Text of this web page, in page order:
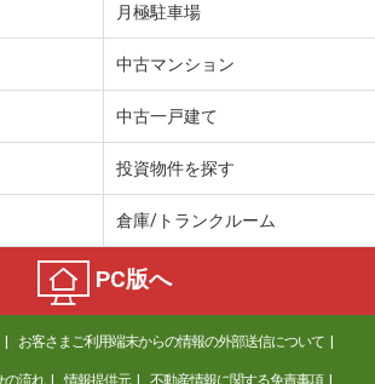
月極駐車場
中古マンション
中古一戸建て
投資物件を探す
倉庫/トランクルーム
PC版へ
お客さまご利用端末からの情報の外部送信について
の流れ 情報提供元 不動産情報に関する免責事項